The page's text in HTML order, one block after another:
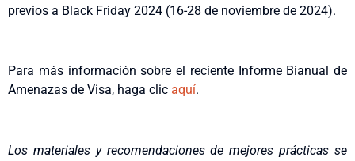
previos a Black Friday 2024 (16-28 de noviembre de 2024).
Para más información sobre el reciente Informe Bianual de
Amenazas de Visa, haga clic aquí.
Los materiales y recomendaciones de mejores prácticas se